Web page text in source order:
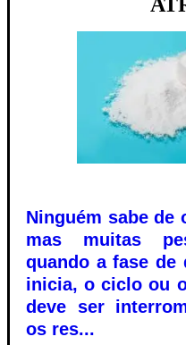
Ninguém sabe de
mas muitas
quando a fase de
inicia, o ciclo ou
deve ser
os res...